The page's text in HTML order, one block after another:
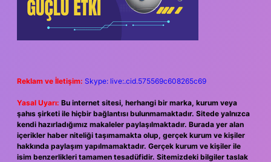
Reklam ve İletişim: Skype: live:.cid.575569c608265c69
Yasal Uyarı: Bu internet sitesi, herhangi bir marka, kurum veya
şahıs şirketi ile hiçbir bağlantısı bulunmamaktadır. Sitede yalnızca
kendi hazırladığımız makaleler paylaşılmaktadır. Burada yer alan
içerikler haber niteliği taşımamakta olup, gerçek kurum ve kişiler
hakkında paylaşım yapılmamaktadır. Gerçek kurum ve kişiler ile
isim benzerlikleri tamamen tesadüfidir. Sitemizdeki bilgiler taslak